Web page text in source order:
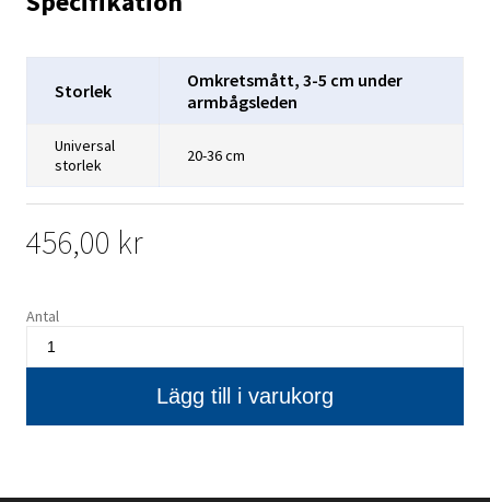
Storlek
Omkretsmått, 3-5 cm under
armbågsleden
Universal
storlek
20-36 cm
456,00 kr
Antal